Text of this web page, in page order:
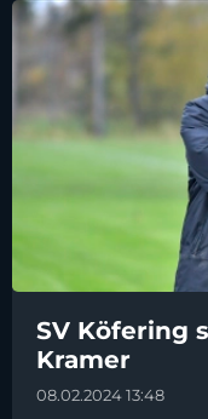
SV Köfering
Kramer
08.02.2024 13:48